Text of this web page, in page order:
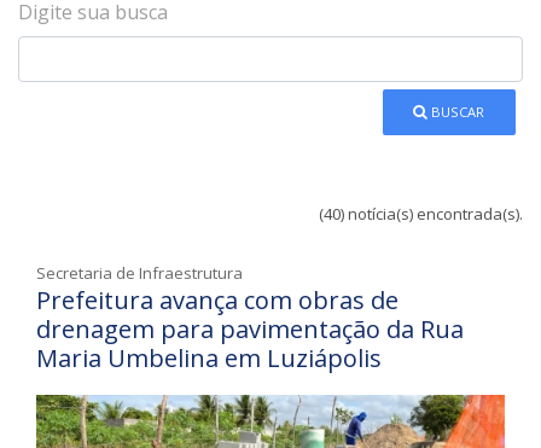
Digite sua busca
BUSCAR
(40) notícia(s) encontrada(s).
Secretaria de Infraestrutura
Prefeitura avança com obras de
drenagem para pavimentação da Rua
Maria Umbelina em Luziápolis